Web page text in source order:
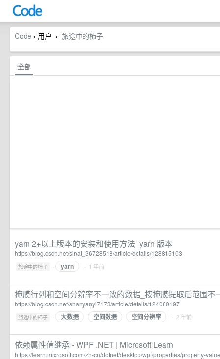
Code › 用户 › 旅途中的柿子
全部
yarn 2+以上版本的安装和使用方法_yarn 版本
https://blog.csdn.net/sinat_36728518/article/details/128815103
旅途中的柿子 · yarn · 1 年前
掩膜行列和空间分辨率不一致的数据_按掩膜提取后范围不
https://blog.csdn.net/shanyanyi7173/article/details/124060197
旅途中的柿子 · 大数据 空间数据 空间分辨率 · 2 年前
依赖属性值继承 - WPF .NET | Microsoft Learn
https://learn.microsoft.com/zh-cn/dotnet/desktop/wpf/properties/property-